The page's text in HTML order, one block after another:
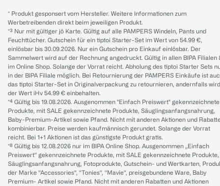
* Produkt gesponsert vom Hersteller. Weitere Informationen zum
Werbetreibenden direkt beim jeweiligen Produkt.
*³ Nur mit gültiger jö Karte. Gültig auf alle PAMPERS Windeln, Pants und
Feuchttücher. Gutschein für ein tiptoi Starter-Set im Wert von 54.99 €,
einlösbar bis 30.09.2026. Nur ein Gutschein pro Einkauf einlösbar. Der
Sammelwert wird auf der Rechnung angedruckt. Gültig in allen BIPA Filialen
im Online Shop. Solange der Vorrat reicht. Abholung des tiptoi Starter Sets
in der BIPA Filiale möglich. Bei Retournierung der PAMPERS Einkäufe ist
das tiptoi Starter-Set in Originalverpackung zu retournieren, andernfalls wird
der Wert iHv 54.99 € einbehalten.
*⁴ Gültig bis 19.08.2026. Ausgenommen "Einfach Preiswert" gekennzeichnete
Produkte, mit SALE gekennzeichnete Produkte, Säuglingsanfangsnahrung,
Baby-Premium-Artikel sowie Pfand. Nicht mit anderen Aktionen und
kombinierbar. Preise werden kaufmännisch gerundet. Solange der Vorrat
reicht. Bei 1+1 Aktionen ist das günstigste Produkt gratis.
*⁸ Gültig bis 12.08.2026 nur im BIPA Online Shop. Ausgenommen „Einfach
Preiswert“ gekennzeichnete Produkte, mit SALE gekennzeichnete Produkte,
Säuglingsanfangsnahrung, Fotoprodukte, Gutschein- und Wertkarten,
der Marke “Accessories“, “Tonies“, “Mavie“, preisgebundene Ware, Baby
Premium- Artikel sowie Pfand. Nicht mit anderen Rabatten und Aktionen